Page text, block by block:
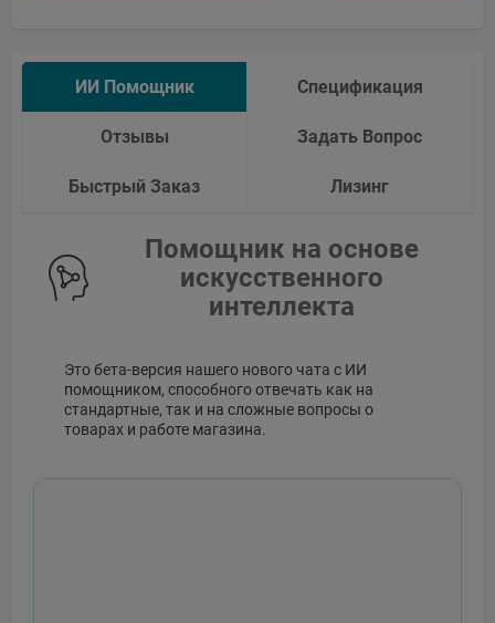
ИИ Помощник Спецификация
Отзывы Задать Вопрос
Быстрый Заказ Лизинг
Помощник на основе
искусственного
интеллекта
Это бета-версия нашего нового чата с ИИ
помощником, способного отвечать как на
стандартные, так и на сложные вопросы о
товарах и работе магазина.